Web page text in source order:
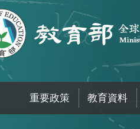
重要政策 教育資料